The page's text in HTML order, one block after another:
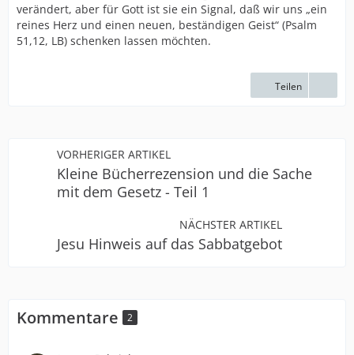
verändert, aber für Gott ist sie ein Signal, daß wir uns „ein
reines Herz und einen neuen, beständigen Geist“ (Psalm
51,12, LB) schenken lassen möchten.
Teilen
VORHERIGER ARTIKEL
Kleine Bücherrezension und die Sache
mit dem Gesetz - Teil 1
NÄCHSTER ARTIKEL
Jesu Hinweis auf das Sabbatgebot
Kommentare 2